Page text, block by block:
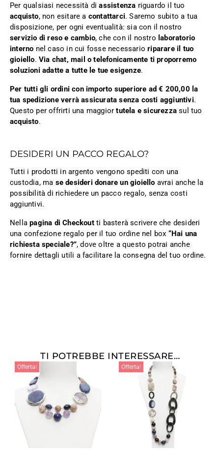
Per qualsiasi necessità diassistenza riguardo il tuo
acquisto, non esitare a contattarci. Saremo subito a tua
disposizione, per ogni eventualità: sia con il nostro
servizio di reso e cambio, che con il nostro laboratorio
interno nel caso in cui fosse necessarioriparare il tuo
gioiello.Via chat, mail o telefonicamente ti proporremo
soluzioni adatte a tutte le tue esigenze.
Per tutti gli ordini con importo superiore ad € 200,00 la
tua spedizione verrà assicurata senza costi aggiuntivi.
Questo per offrirti una maggiortutela e sicurezza sul tuo
acquisto.
DESIDERI UN PACCO REGALO?
Tutti i prodotti in argento vengono spediti con una
custodia, ma se desideri donare un gioiello avrai anche la
possibilità di richiedere un pacco regalo, senza costi
aggiuntivi.
Nellapagina di Checkoutti basterà scrivere che desideri
una confezione regalo per il tuo ordine nel box “Hai una
richiesta speciale?”, dove oltre a questo potrai anche
fornire dettagli utili a facilitare la consegna del tuo ordine.
TI POTREBBE INTERESSARE…
Offerta! Offerta!